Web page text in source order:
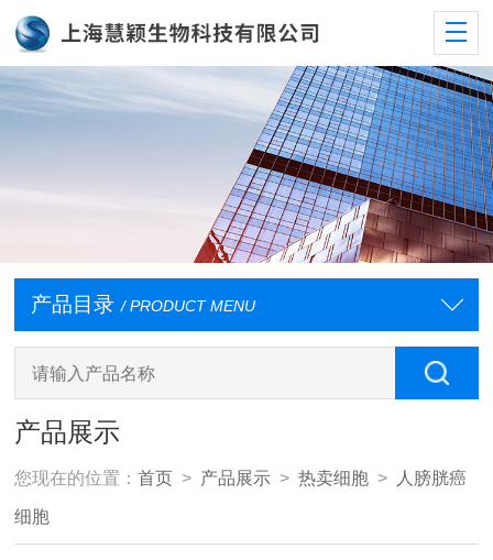
产品目录 / PRODUCT MENU
产品展示
您现在的位置：首页 > 产品展示 >热卖细胞 > 人膀胱癌
细胞